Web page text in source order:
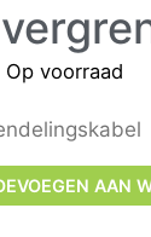
Op voorraad
AAN